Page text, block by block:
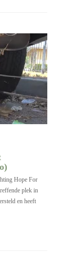
Hope For
plek in
en heeft